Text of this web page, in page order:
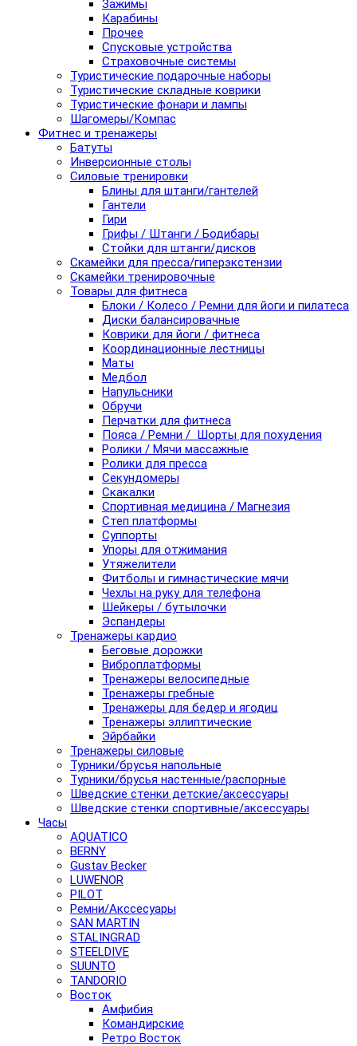
Зажимы
Карабины
Прочее
Спусковые устройства
Страховочные системы
Туристические подарочные наборы
Туристические складные коврики
Туристические фонари и лампы
Шагомеры/Компас
Фитнес и тренажеры
Батуты
Инверсионные столы
Силовые тренировки
Блины для штанги/гантелей
Гантели
Гири
Грифы / Штанги / Бодибары
Стойки для штанги/дисков
Скамейки для пресса/гиперэкстензии
Скамейки тренировочные
Товары для фитнеса
Блоки / Колесо / Ремни для йоги и пилатеса
Диски балансировачные
Коврики для йоги / фитнеса
Координационные лестницы
Маты
Медбол
Напульсники
Обручи
Перчатки для фитнеса
Пояса / Ремни / Шорты для похудения
Ролики / Мячи массажные
Ролики для пресса
Секундомеры
Скакалки
Спортивная медицина / Магнезия
Степ платформы
Суппорты
Упоры для отжимания
Утяжелители
Фитболы и гимнастические мячи
Чехлы на руку для телефона
Шейкеры / бутылочки
Эспандеры
Тренажеры кардио
Беговые дорожки
Виброплатформы
Тренажеры велосипедные
Тренажеры гребные
Тренажеры для бедер и ягодиц
Тренажеры эллиптические
Эйрбайки
Тренажеры силовые
Турники/брусья напольные
Турники/брусья настенные/распорные
Шведские стенки детские/аксессуары
Шведские стенки спортивные/аксессуары
Часы
AQUATICO
BERNY
Gustav Becker
LUWENOR
PILOT
Pемни/Акссесуары
SAN MARTIN
STALINGRAD
STEELDIVE
SUUNTO
TANDORIO
Восток
Амфибия
Командирские
Ретро Восток